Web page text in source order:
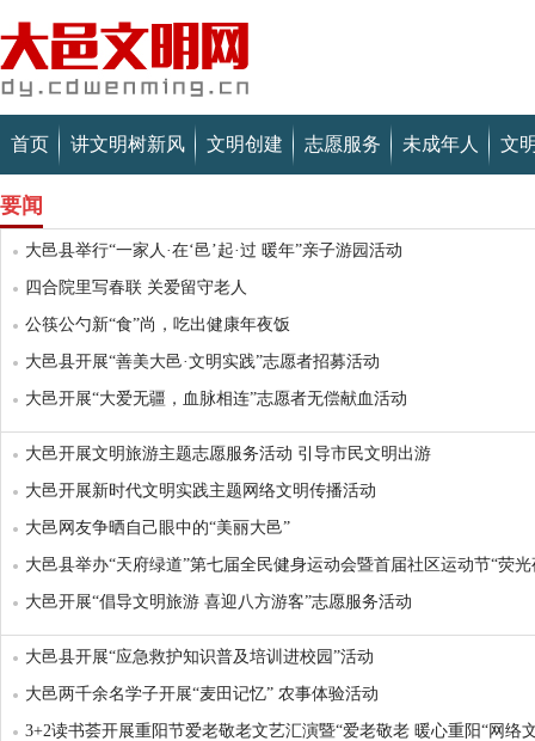
首页 讲文明树新风 文明创建 志愿服务 未成年人 文
要闻
大邑县举行“一家人·在‘邑’起·过 暖年”亲子游园活动
四合院里写春联 关爱留守老人
公筷公勺新“食”尚，吃出健康年夜饭
大邑县开展“善美大邑·文明实践”志愿者招募活动
大邑开展“大爱无疆，血脉相连”志愿者无偿献血活动
大邑开展文明旅游主题志愿服务活动 引导市民文明出游
大邑开展新时代文明实践主题网络文明传播活动
大邑网友争晒自己眼中的“美丽大邑”
大邑县举办“天府绿道”第七届全民健身运动会暨首届社区运动节“荧光
动
大邑开展“倡导文明旅游 喜迎八方游客”志愿服务活动
大邑县开展“应急救护知识普及培训进校园”活动
大邑两千余名学子开展“麦田记忆” 农事体验活动
3+2读书荟开展重阳节爱老敬老文艺汇演暨“爱老敬老 暖心重阳“网络